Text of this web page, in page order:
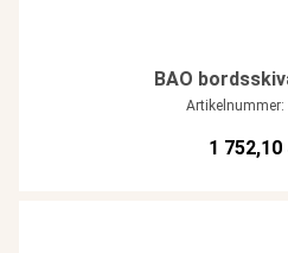
BAO
Artikelnummer:
1 752,10